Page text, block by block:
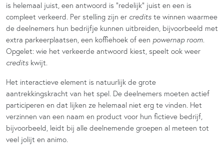
is helemaal juist, een antwoord is “redelijk” juist en een is
compleet verkeerd. Per stelling zijn er credits te winnen waarmee
de deelnemers hun bedrijfje kunnen uitbreiden, bijvoorbeeld met
extra parkeerplaatsen, een koffiehoek of een powernap room.
Opgelet: wie het verkeerde antwoord kiest, speelt ook weer
credits kwijt.
Het interactieve element is natuurlijk de grote
aantrekkingskracht van het spel. De deelnemers moeten actief
participeren en dat lijken ze helemaal niet erg te vinden. Het
verzinnen van een naam en product voor hun fictieve bedrijf,
bijvoorbeeld, leidt bij alle deelnemende groepen al meteen tot
veel jolijt en animo.